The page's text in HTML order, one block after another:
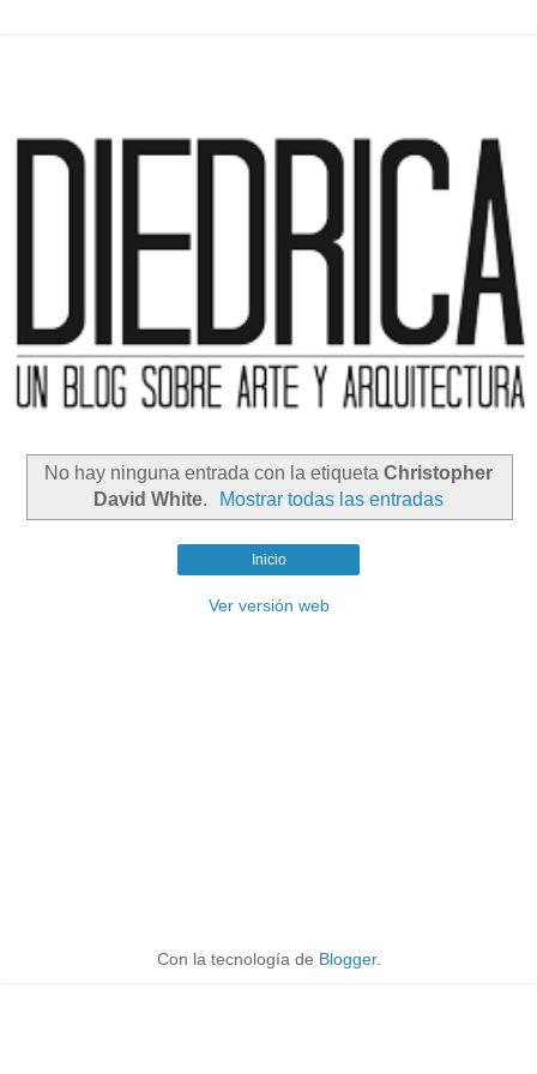
No hay ninguna entrada con la etiqueta Christopher
David White. Mostrar todas las entradas
Inicio
Ver versión web
Con la tecnología de Blogger.